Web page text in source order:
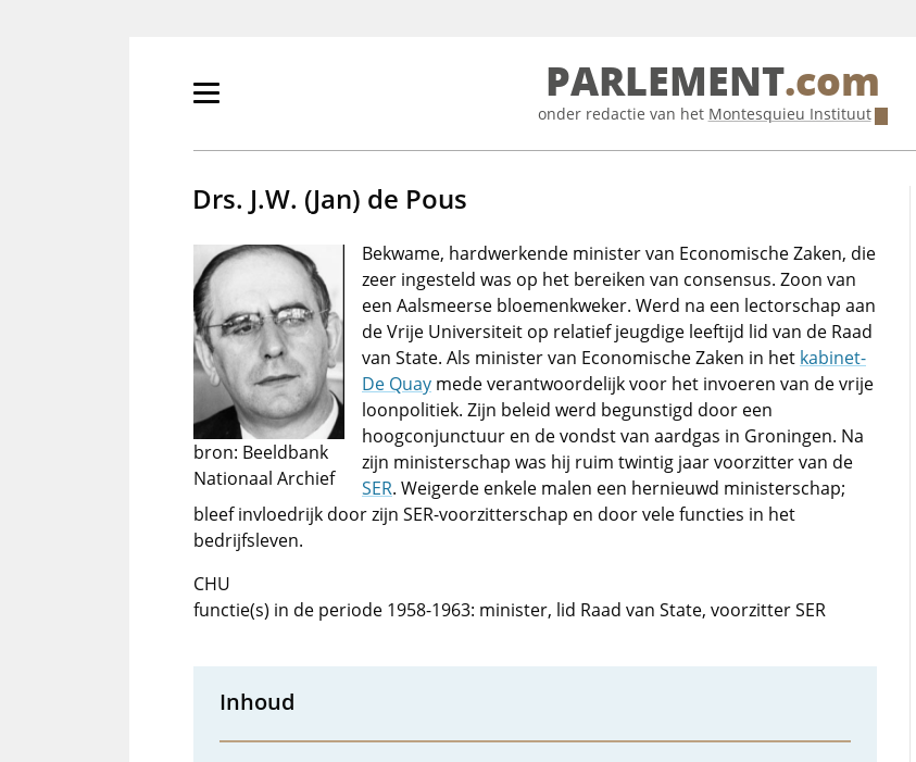
Primair
tonen/verbergen
PARLEMENT.com
onder redactie van het Montesquieu Instituut
Drs. J.W. (Jan) de Pous
bron: Beeldbank
Nationaal Archief
Bekwame, hardwerkende minister van Economische Zaken, die
zeer ingesteld was op het bereiken van consensus. Zoon van
een Aalsmeerse bloemenkweker. Werd na een lectorschap aan
de Vrije Universiteit op relatief jeugdige leeftijd lid van de Raad
van State. Als minister van Economische Zaken in het kabinet-
De Quay mede verantwoordelijk voor het invoeren van de vrije
loonpolitiek. Zijn beleid werd begunstigd door een
hoogconjunctuur en de vondst van aardgas in Groningen. Na
zijn ministerschap was hij ruim twintig jaar voorzitter van de
SER. Weigerde enkele malen een hernieuwd ministerschap;
bleef invloedrijk door zijn SER-voorzitterschap en door vele functies in het
bedrijfsleven.
CHU
functie(s) in de periode 1958-1963: minister, lid Raad van State, voorzitter SER
Inhoud